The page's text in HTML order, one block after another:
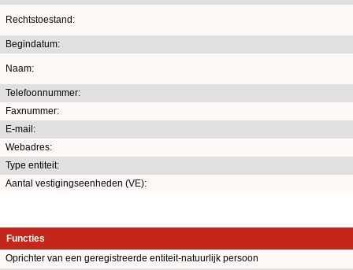
Rechtstoestand:
Begindatum:
Naam:
Telefoonnummer:
Faxnummer:
E-mail:
Webadres:
Type entiteit:
Aantal vestigingseenheden (VE):
Functies
Oprichter van een geregistreerde entiteit-natuurlijk persoon